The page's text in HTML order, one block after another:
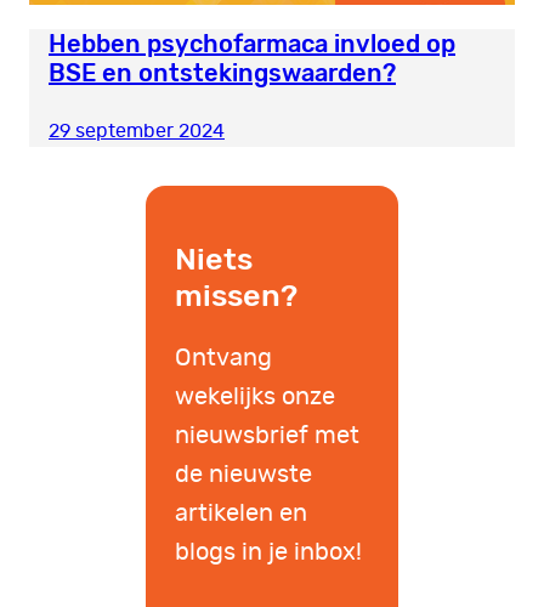
Hebben psychofarmaca invloed op
BSE en ontstekingswaarden?
29 september 2024
Niets
missen?
Ontvang
wekelijks onze
nieuwsbrief met
de nieuwste
artikelen en
blogs in je inbox!